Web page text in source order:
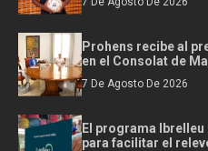
Prohens recibe al
en el Consolat de
7 De Agosto De 2026
El programa Ibrelleu
para facilitar el